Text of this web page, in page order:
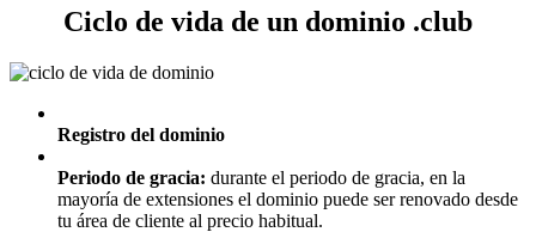
Ciclo de vida de un dominio .club
Registro del dominio
Periodo de gracia: durante el periodo de gracia, en la
mayoría de extensiones el dominio puede ser renovado desde
tu área de cliente al precio habitual.